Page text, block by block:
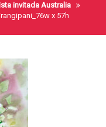
invitada Australia
x 57h